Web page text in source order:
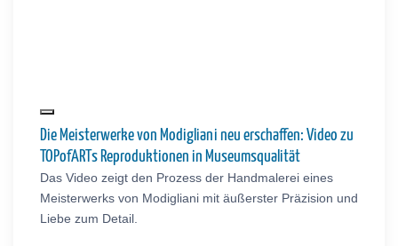
Die Meisterwerke von Modigliani neu erschaffen: Video zu
TOPofARTs Reproduktionen in Museumsqualität
Das Video zeigt den Prozess der Handmalerei eines
Meisterwerks von Modigliani mit äußerster Präzision und
Liebe zum Detail.